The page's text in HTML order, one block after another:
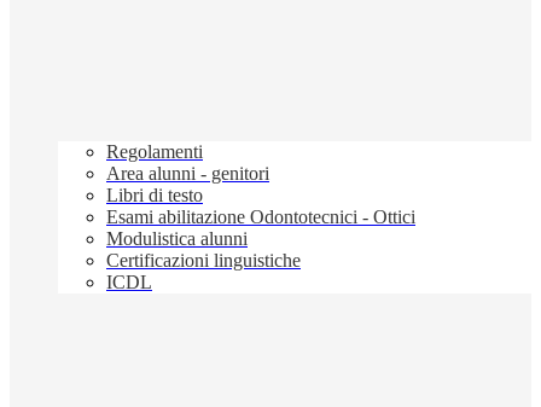
Regolamenti
Area alunni - genitori
Libri di testo
Esami abilitazione Odontotecnici - Ottici
Modulistica alunni
Certificazioni linguistiche
ICDL